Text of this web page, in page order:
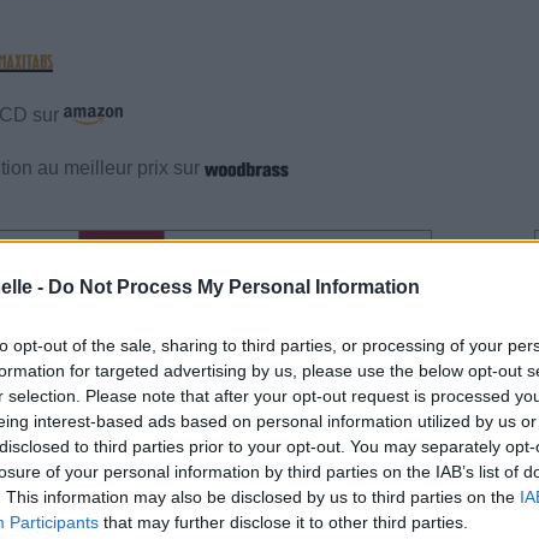
- Do Not Process My Personal Information
opt-out of the sale, sharing to third parties, or processing of your
for targeted advertising by us, please use the below opt-out
selection. Please note that after your opt-out request is processed
interest-based ads based on personal information utilized by us
to third parties prior to your opt-out. You may separately
of your personal information by third parties on the IAB’s list of
This information may also be disclosed by us to third parties on the
Participants that may further disclose it to other third parties.
sur
au meilleur prix sur
Photos Corrections & commentaires
cette traduction Corriger une erreur